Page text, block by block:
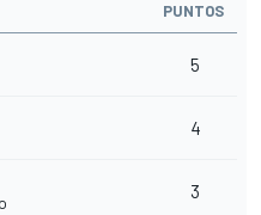
PUNTOS
5
4
3